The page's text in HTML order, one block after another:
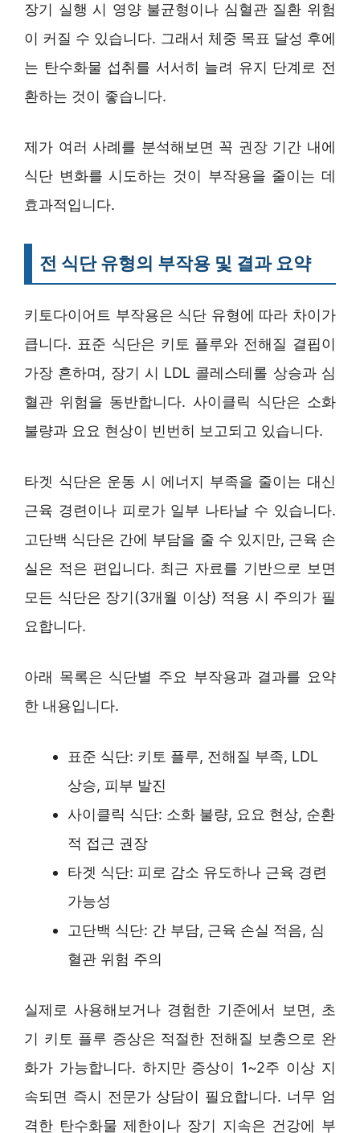
장기 실행 시 영양 불균형이나 심혈관 질환 위험
이 커질 수 있습니다. 그래서 체중 목표 달성 후에
는 탄수화물 섭취를 서서히 늘려 유지 단계로 전
환하는 것이 좋습니다.
제가 여러 사례를 분석해보면 꼭 권장 기간 내에
식단 변화를 시도하는 것이 부작용을 줄이는 데
효과적입니다.
전 식단 유형의 부작용 및 결과 요약
키토다이어트 부작용은 식단 유형에 따라 차이가
큽니다. 표준 식단은 키토 플루와 전해질 결핍이
가장 흔하며, 장기 시 LDL 콜레스테롤 상승과 심
혈관 위험을 동반합니다. 사이클릭 식단은 소화
불량과 요요 현상이 빈번히 보고되고 있습니다.
타겟 식단은 운동 시 에너지 부족을 줄이는 대신
근육 경련이나 피로가 일부 나타날 수 있습니다.
고단백 식단은 간에 부담을 줄 수 있지만, 근육 손
실은 적은 편입니다. 최근 자료를 기반으로 보면
모든 식단은 장기(3개월 이상) 적용 시 주의가 필
요합니다.
아래 목록은 식단별 주요 부작용과 결과를 요약
한 내용입니다.
표준 식단: 키토 플루, 전해질 부족, LDL
상승, 피부 발진
사이클릭 식단: 소화 불량, 요요 현상, 순환
적 접근 권장
타겟 식단: 피로 감소 유도하나 근육 경련
가능성
고단백 식단: 간 부담, 근육 손실 적음, 심
혈관 위험 주의
실제로 사용해보거나 경험한 기준에서 보면, 초
기 키토 플루 증상은 적절한 전해질 보충으로 완
화가 가능합니다. 하지만 증상이 1~2주 이상 지
속되면 즉시 전문가 상담이 필요합니다. 너무 엄
격한 탄수화물 제한이나 장기 지속은 건강에 부